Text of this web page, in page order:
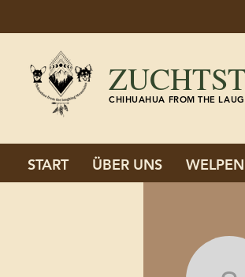
CHIHUAHUA FROM THE
START ÜBER UNS WELPEN